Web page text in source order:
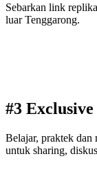
Sebarkan link
luar Tenggarong.
#3
Belajar, praktek dan
untuk sharing,